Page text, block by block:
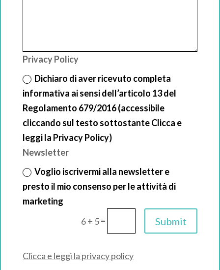
Privacy Policy
Dichiaro di aver ricevuto completa
informativa ai sensi dell’articolo 13 del
Regolamento 679/2016 (accessibile
cliccando sul testo sottostante Clicca e
leggi la Privacy Policy)
Newsletter
Voglio iscrivermi alla newsletter e
presto il mio consenso per le attività di
marketing
6 + 5= Submit
Clicca e leggi la privacy policy